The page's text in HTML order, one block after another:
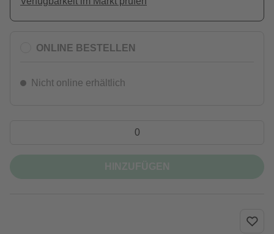
ONLINE BESTELLEN
Nicht online erhältlich